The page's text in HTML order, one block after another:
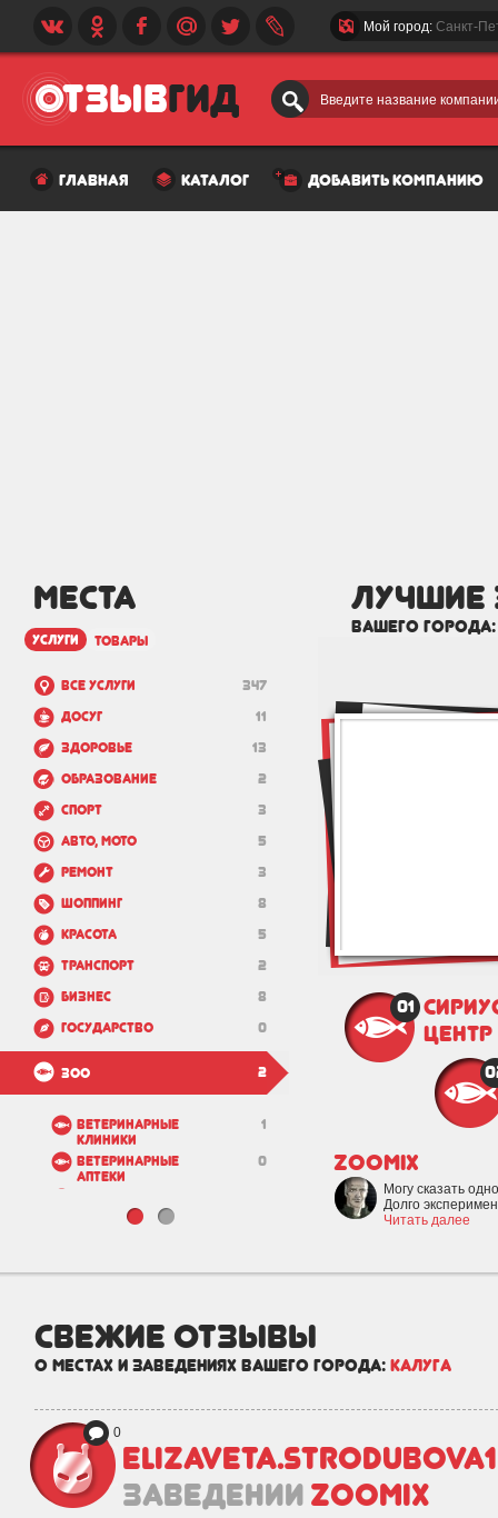
Введите название
Мой город: Санкт-
главная каталог добавить компанию
МЕСТА
услуги товары
347
Все услуги
11
Досуг
13
Здоровье
2
Образование
3
Спорт
5
Авто, мото
3
Ремонт
8
Шоппинг
5
Красота
2
Транспорт
8
Бизнес
0
Государство
2
Зоо
1
Ветеринарные
клиники
0
Ветеринарные
аптеки
Зоогостиницы
животных
9
Недвижимость и
лучшие
вашего
01
центр
ZooMix
Могу сказать
Долго
Читать далее
свежие отзывы
о местах и заведениях вашего города: Калуга
0
заведении ZooMix